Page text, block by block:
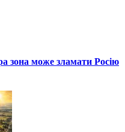
зона може зламати Росію